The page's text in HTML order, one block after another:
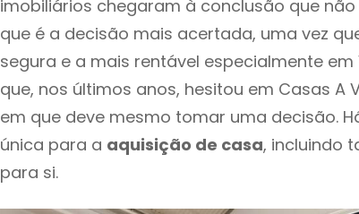
imobiliários chegaram à conclusão que
que é a decisão mais acertada, uma vez
segura e a mais rentável especialmente
que, nos últimos anos, hesitou em Casas A
em que deve mesmo tomar uma decisão.
única para a aquisição de casa, incluindo
para si.